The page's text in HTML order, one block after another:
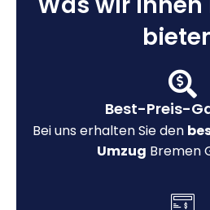
Best-Preis-
Bei uns erhalten Sie den
Umzug Bremen